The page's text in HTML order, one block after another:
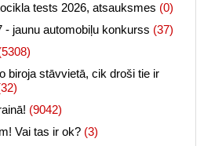
tests 2026, atsauksmes (0)
- jaunu automobiļu konkurss (37)
biroja stāvvietā, cik droši tie ir
(9042)
Vai tas ir ok? (3)